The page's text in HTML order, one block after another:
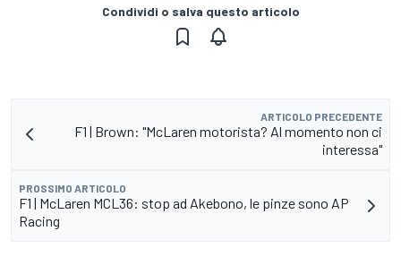
Condividi o salva questo articolo
ARTICOLO PRECEDENTE
F1 | Brown: "McLaren motorista? Al momento non ci
interessa"
PROSSIMO ARTICOLO
F1 | McLaren MCL36: stop ad Akebono, le pinze sono AP
Racing